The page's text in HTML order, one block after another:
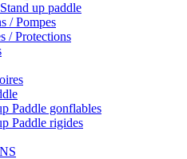
up paddle
/ Pompes
/ Protections
Paddle gonflables
Paddle rigides